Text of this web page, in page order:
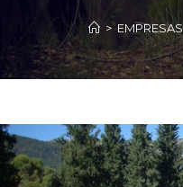
> EMPRESAS